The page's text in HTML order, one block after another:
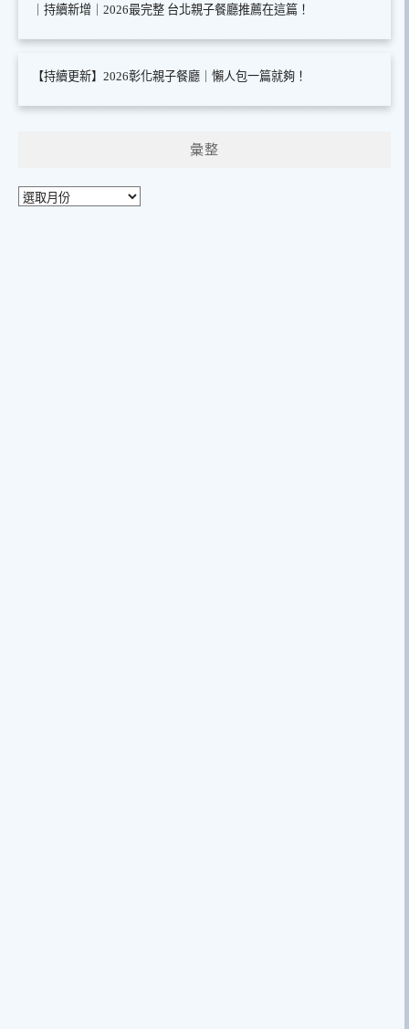
｜持續新增｜2026最完整 台北親子餐廳推薦在這篇！
【持續更新】2026彰化親子餐廳｜懶人包一篇就夠！
彙整
彙